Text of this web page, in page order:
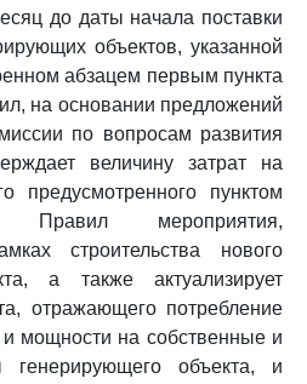
до даты начала поставки
объектов, указанной
абзацем первым пункта
на основании предложений
по вопросам развития
величину затрат на
предусмотренного пунктом
Правил мероприятия,
строительства нового
а также актуализирует
отражающего потребление
и мощности на собственные и
генерирующего объекта, и